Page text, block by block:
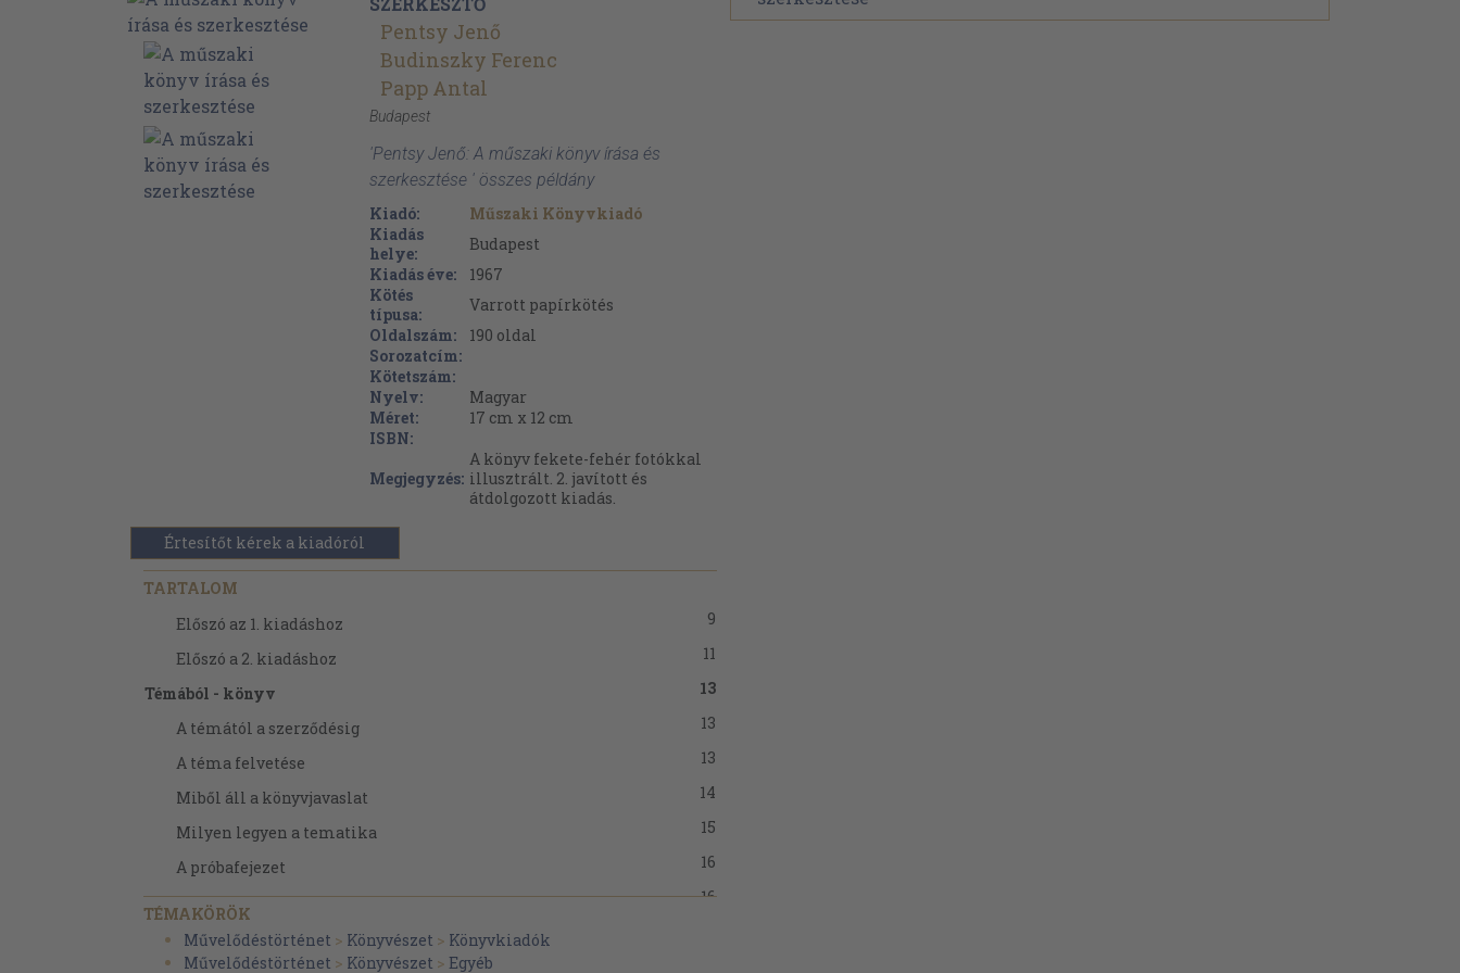
Pentsy Jenő
Budinszky Ferenc
Papp Antal
Budapest
'Pentsy Jenő: A műszaki könyv írása és
szerkesztése ' összes példány
Kiadó:
Műszaki Könyvkiadó
Kiadás
helye:
Budapest
Kiadás éve:
1967
Kötés
típusa:
Varrott papírkötés
Oldalszám:
190 oldal
Sorozatcím:
Kötetszám:
Nyelv:
Magyar
Méret:
17 cm x 12 cm
ISBN:
Megjegyzés:
A könyv fekete-fehér fotókkal
illusztrált. 2. javított és
átdolgozott kiadás.
Értesítőt kérek a kiadóról
TARTALOM
Előszó az 1. kiadáshoz
9
Előszó a 2. kiadáshoz
11
Témából - könyv
13
A témától a szerződésig
13
A téma felvetése
13
Miből áll a könyvjavaslat
14
Milyen legyen a tematika
15
A próbafejezet
16
A javaslat elbírálása
16
A szerzői megállapodás
TÉMAKÖRÖK
Művelődéstörténet > Könyvészet > Könyvkiadók
Művelődéstörténet > Könyvészet > Egyéb